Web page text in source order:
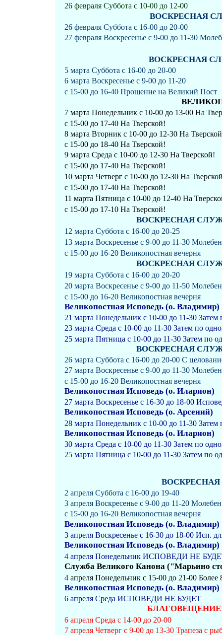
26 февраля Суббота с 10-00 до 12-00
ВОСКРЕСНАЯ
26 февраля Суббота с 16-00 до 20-00
27 февраля Воскресенье с 9-00 до 11-30
ВОСКРЕСНАЯ
5 марта Суббота с 16-00 до 20-00
6 марта Воскресенье с 9-00 до 11-20
с 15-00 до 16-40 Прощение на Великий Пост
7 марта Понедельник с 10-00 до 13-00 На
с 15-00 до 17-40 На Тверской!
8 марта Вторник с 10-00 до 12-30 На
с 15-00 до 18-40 На Тверской!
9 марта Среда с 10-00 до 12-30 На Тверской!
с 15-00 до 17-40 На Тверской!
10 марта Четверг с 10-00 до 12-30 На
с 15-00 до 17-40 На Тверской!
11 марта Пятница с 10-00 до 12-40 На
с 15-00 до 17-10 На Тверской!
ВОСКРЕСНАЯ
12 марта Суббота с 16-00 до 20-25
13 марта Воскресенье с 9-00 до 11-30
с 15-00 до 16-20 Великопостная вечерня
ВОСКРЕСНАЯ
19 марта Суббота с 16-00 до 20-20
20 марта Воскресенье с 9-00 до 11-50
с 15-00 до 16-20 Великопостная вечерня
Великопостная Исповедь (о. Владимир)
21 марта Понедельник с 10-00 до 11-30 Затем
23 марта Среда с 10-00 до 11-30 Затем по
25 марта Пятница с 10-00 до 11-30 Затем по
ВОСКРЕСНАЯ
26 марта Суббота с 16-00 до 20-00 С
27 марта Воскресенье с 9-00 до 11-30
с 15-00 до 16-20 Великопостная вечерня
Великопостная Исповедь (о. Иларион)
27 марта Воскресенье с 16-30 до 18-00
Великопостная Исповедь (о. Арсений)
28 марта Понедельник с 10-00 до 11-30 Затем
Великопостная Исповедь (о. Иларион)
30 марта Среда с 10-00 до 11-30 Затем по
25 марта Пятница с 10-00 до 11-30 Затем по
ВОСКРЕСНАЯ
2 апреля Суббота с 16-00 до 19-40
3 апреля Воскресенье с 9-00 до 11-20
с 15-00 до 16-20 Великопостная вечерня
Великопостная Исповедь (о. Владимир)
3 апреля Воскресенье с 16-30 до 18-00 Исп.
Великопостная Исповедь (о. Владимир)
4 апреля Понедельник ИСПОВЕДИ НЕ
Служба Великого Канона ("Марьино
4 апреля Понедельник с 15-00 до 21-00
Великопостная Исповедь (о. Владимир)
6 апреля Среда ИСПОВЕДИ НЕ БУДЕТ
6 апреля Среда с 14-00 до 20-00
7 апреля Четверг с 9-00 до 13-30 Трапеза с